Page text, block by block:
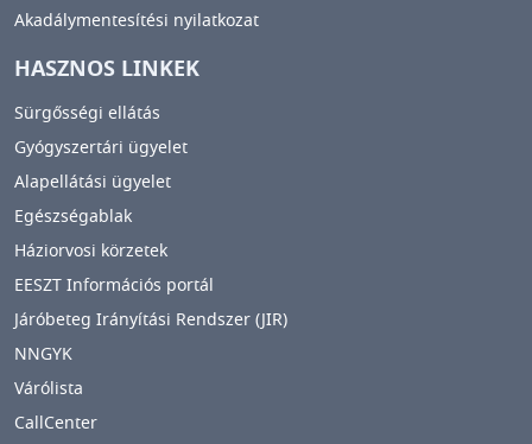
Akadálymentesítési nyilatkozat
HASZNOS LINKEK
Sürgősségi ellátás
Gyógyszertári ügyelet
Alapellátási ügyelet
Egészségablak
Háziorvosi körzetek
EESZT Információs portál
Járóbeteg Irányítási Rendszer (JIR)
NNGYK
Várólista
CallCenter